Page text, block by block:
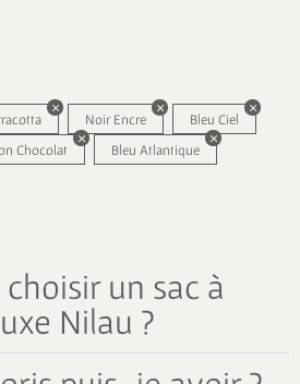
Noir Encre
Bleu Ciel
Chocolat Bleu Atlantique
un sac à
Nilau ?